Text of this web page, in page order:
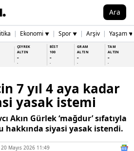
Ara
| Ekonomi ▼ | Spor ▼ | Arşiv | Yaşam ▼
ÇEYREK
ALTIN
-
-
BİST
100
-
-
GRAM
ALTIN
-
-
TAM
ALTIN
-
-
7 yıl 4 aya kadar
yasak istemi
Akın Gürlek ‘mağdur’ sıfatıyla
hakkında siyasi yasak istendi.
Mayıs 2026 11:49